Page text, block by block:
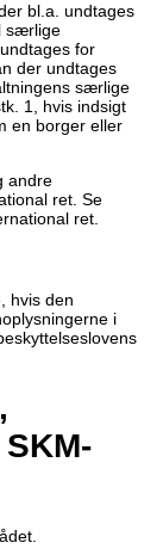
bl.a. undtages
særlige
for
der undtages
særlige
1, hvis indsigt
en borger eller
andre
ret. Se
ret.
hvis den
i